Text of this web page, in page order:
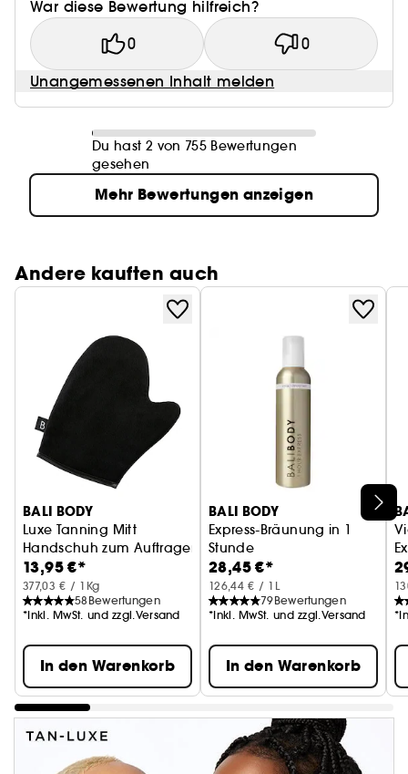
War diese Bewertung hilfreich?
0 0
Unangemessenen Inhalt melden
Du hast 2 von 755 Bewertungen
gesehen
Mehr Bewertungen anzeigen
Andere kauften auch
BALI BODY
Luxe Tanning Mitt
Handschuh zum Auftragen von Selbstbräuner
13,95 €*
377,03 € / 1Kg
58 Bewertungen
*Inkl. MwSt. und zzgl.Versand
In den Warenkorb
BALI BODY
Express-Bräunung in 1
Stunde
28,45 €*
126,44 € / 1L
79Bewertungen
*Inkl. MwSt. und zzgl.Versand
In den Warenkorb